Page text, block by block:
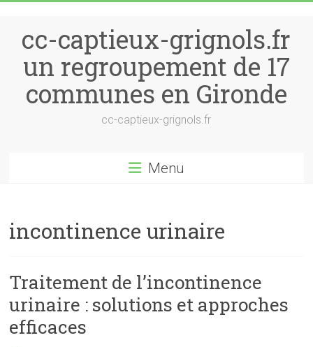
cc-captieux-grignols.fr
un regroupement de 17
communes en Gironde
cc-captieux-grignols.fr
Menu
incontinence urinaire
Traitement de l’incontinence
urinaire : solutions et approches
efficaces